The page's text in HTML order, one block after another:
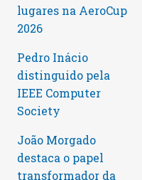
lugares na AeroCup
2026
Pedro Inácio
distinguido pela
IEEE Computer
Society
João Morgado
destaca o papel
transformador da